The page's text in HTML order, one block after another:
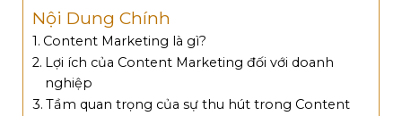
Nội Dung Chính
Content Marketing là gì?
Lợi ích của Content Marketing đối với doanh
nghiệp
Tầm quan trọng của sự thu hút trong Content